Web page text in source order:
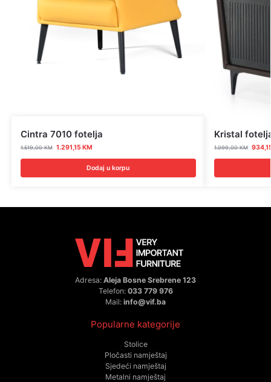
Cintra 7010 fotelja
1.519,00KM 1.291,15KM
Dodaj u korpu
Kristal
1.099,00KM
Adresa: Aleja Bosne Srebrene 123
Telefon: 033 779 976
Mail: info@vif.ba
Popularne kategorije
Stolice
Pločasti namještaj
Sjedeći namještaj
Metalni namještaj